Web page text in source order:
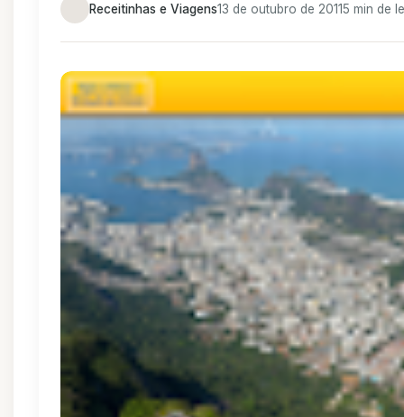
Receitinhas e Viagens13 de outubro de 20115 min de